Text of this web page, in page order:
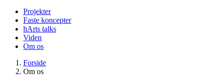
Projekter
Faste koncepter
hArts talks
Viden
Om os
Forside
Om os